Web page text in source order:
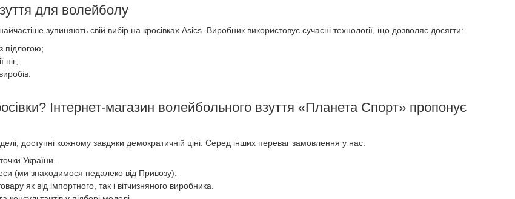
для волейболу
зупиняють свій вибір на кросівках Asics. Виробник використовує сучасні технології, що дозволяє досягти:
підлогою;
ніг;
Інтернет-магазин волейбольного взуття «Планета Спорт» пропонує
доступні кожному завдяки демократичній ціні. Серед інших переваг замовлення у нас:
України.
(ми знаходимося недалеко від Привозу).
як від імпортного, так і вітчизняного виробника.